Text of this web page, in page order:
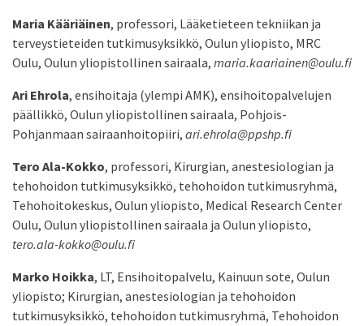
Maria Kääriäinen, professori, Lääketieteen tekniikan ja
terveystieteiden tutkimusyksikkö, Oulun yliopisto, MRC
Oulu, Oulun yliopistollinen sairaala, maria.kaariainen@oulu.fi
Ari Ehrola, ensihoitaja (ylempi AMK), ensihoitopalvelujen
päällikkö, Oulun yliopistollinen sairaala, Pohjois-
Pohjanmaan sairaanhoitopiiri, ari.ehrola@ppshp.fi
Tero Ala-Kokko, professori, Kirurgian, anestesiologian ja
tehohoidon tutkimusyksikkö, tehohoidon tutkimusryhmä,
Tehohoitokeskus, Oulun yliopisto, Medical Research Center
Oulu, Oulun yliopistollinen sairaala ja Oulun yliopisto,
tero.ala-kokko@oulu.fi
Marko Hoikka, LT, Ensihoitopalvelu, Kainuun sote, Oulun
yliopisto; Kirurgian, anestesiologian ja tehohoidon
tutkimusyksikkö, tehohoidon tutkimusryhmä, Tehohoidon